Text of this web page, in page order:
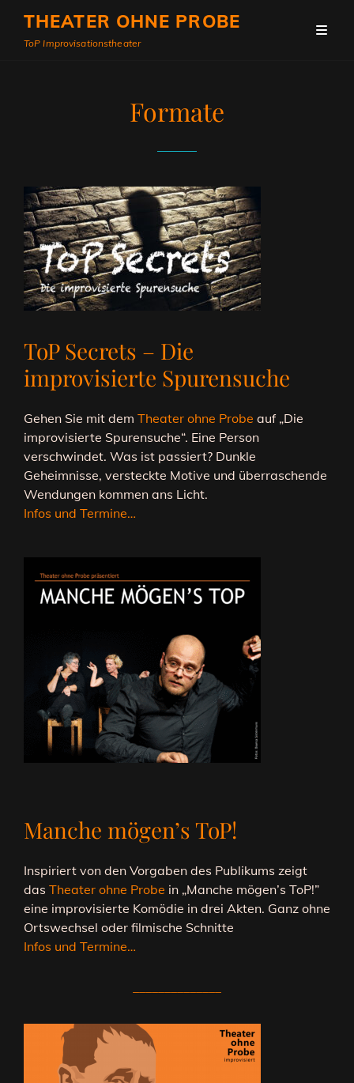
THEATER OHNE PROBE
ToP Improvisationstheater
Formate
ToP Secrets – Die
improvisierte Spurensuche
Gehen Sie mit dem Theater ohne Probe auf „Die
improvisierte Spurensuche“. Eine Person
verschwindet. Was ist passiert? Dunkle
Geheimnisse, versteckte Motive und überraschende
Wendungen kommen ans Licht.
Infos und Termine…
Manche mögen’s ToP!
Inspiriert von den Vorgaben des Publikums zeigt
das Theater ohne Probe in „Manche mögen’s ToP!”
eine improvisierte Komödie in drei Akten. Ganz ohne
Ortswechsel oder filmische Schnitte
Infos und Termine…